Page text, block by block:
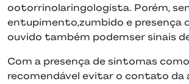
ootorrinolaringologista. Porém,
entupimento,zumbido e presença
ouvido também podemser sinais
Com a presença de sintomas
recomendável evitar o contato da